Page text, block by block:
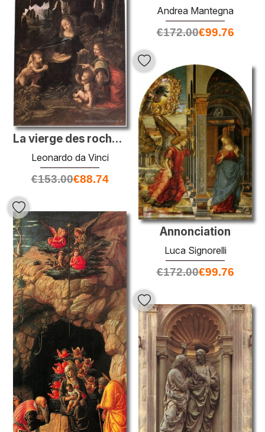
Andrea Mantegna
€172.00€99.76
La vierge des rochers
Leonardo da Vinci
€153.00€88.74
Annonciation
Luca Signorelli
€172.00€99.76